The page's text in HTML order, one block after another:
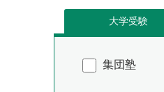
大学受験
集団塾